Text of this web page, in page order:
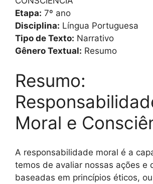
Etapa: 7º ano
Disciplina: Língua Portuguesa
Tipo de Texto: Narrativo
Gênero Textual: Resumo
Resumo:
Moral e
A responsabilidade moral é a
temos de avaliar nossas ações e
baseadas em princípios éticos,